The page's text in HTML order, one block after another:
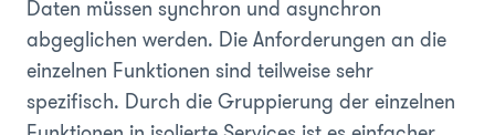
Daten müssen synchron und asynchron
abgeglichen werden. Die Anforderungen an die
einzelnen Funktionen sind teilweise sehr
spezifisch. Durch die Gruppierung der einzelnen